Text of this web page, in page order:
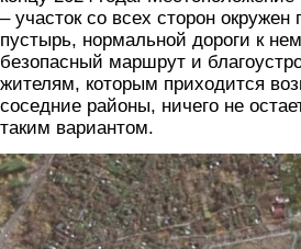
– участок со всех сторон окружен
пустырь, нормальной дороги к
безопасный маршрут и
жителям, которым приходится
соседние районы, ничего не
таким вариантом.
2_smeny3.jpg